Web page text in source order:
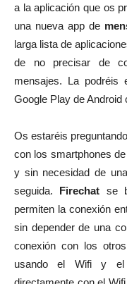
a la aplicación que os
una nueva app de
larga lista de
de no precisar de
mensajes. La podréis
Google Play de Android
Os estaréis
con los smartphones
y sin necesidad de
seguida. Firechat se
permiten la conexión
sin depender de una
conexión con los
usando el Wifi y el